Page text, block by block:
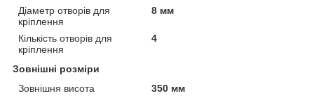
Діаметр отворів для
кріплення
8 мм
Кількість отворів для
кріплення
4
Зовнішні розміри
Зовнішня висота
350 мм